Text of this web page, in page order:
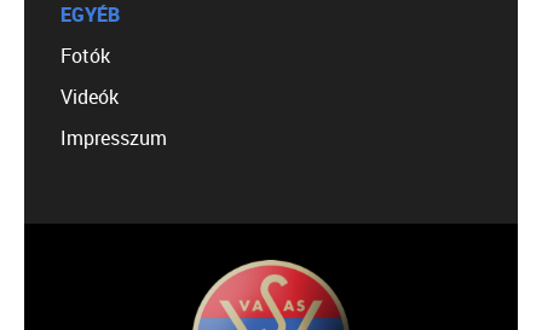
EGYÉB
Fotók
Videók
Impresszum